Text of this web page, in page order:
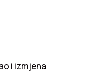
i izmjena